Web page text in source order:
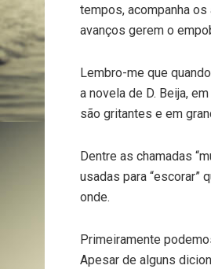
tempos, acompanha
avanços gerem o
Lembro-me que
a novela de D. Beija,
são gritantes e em
Dentre as chamadas
usadas para “escorar”
onde.
Primeiramente
Apesar de alguns